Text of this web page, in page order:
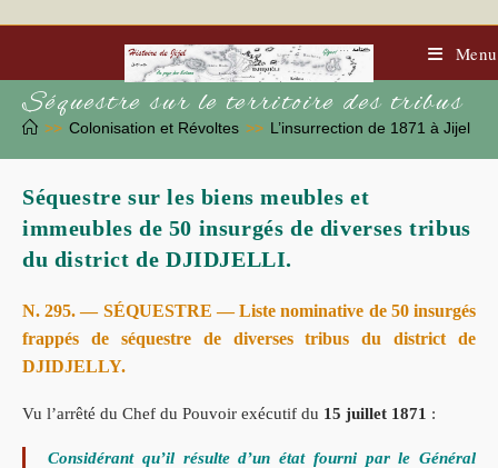
Menu
Séquestre sur le territoire des tribus
>> Colonisation et Révoltes >> L’insurrection de 1871 à Jijel
Séquestre sur les biens meubles et
immeubles de 50 insurgés de diverses tribus
du district de DJIDJELLI.
N. 295. — SÉQUESTRE —Liste nominative de 50 insurgés
frappés de séquestre de diverses tribus du district de
DJIDJELLY.
Vu l’arrêté du Chef du Pouvoir exécutif du 15 juillet 1871 :
Considérant qu’il résulte d’un étatfourni par le Général